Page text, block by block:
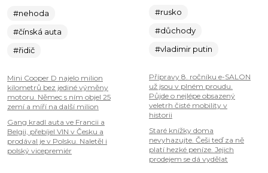
#nehoda
#čínská auta
#řidič
Mini Cooper D najelo milion
kilometrů bez jediné výměny
motoru. Němec s ním objel 25
zemí a míří na další milion
Gang kradl auta ve Francii a
Belgii, přebíjel VIN v Česku a
prodával je v Polsku. Naletěl i
polský vicepremiér
#rusko
#důchody
#vladimir putin
Přípravy 8. ročníku e-SALON
už jsou v plném proudu.
Půjde o nejlépe obsazený
veletrh čisté mobility v
historii
Staré knížky doma
nevyhazujte. Češi teď za ně
platí hezké peníze. Jejich
prodejem se dá vydělat